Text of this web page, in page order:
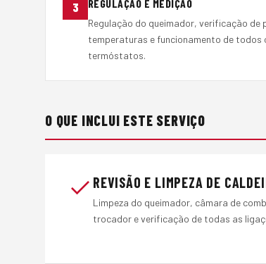
3 REGULAÇÃO E MEDIÇÃO
Regulação do queimador, verificação de
temperaturas e funcionamento de todos
termóstatos.
O QUE INCLUI ESTE SERVIÇO
REVISÃO E LIMPEZA DE
Limpeza do queimador, câmara de
trocador e verificação de todas as